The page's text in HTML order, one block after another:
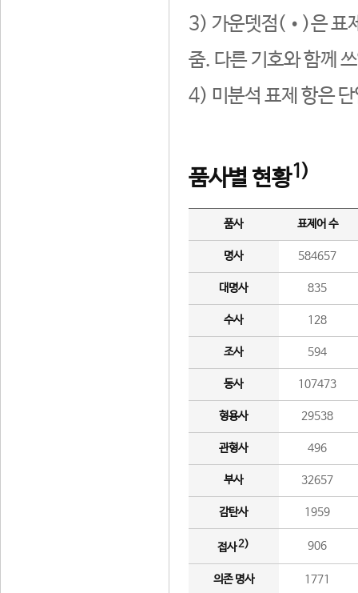
3) 가운뎃점(•)은 표
줌. 다른 기호와 함께
4) 미분석 표제 항은
품사별 현황1)
품사 표제어 수
명사 584657
대명사 835
수사 128
조사 594
동사 107473
형용사 29538
관형사 496
부사 32657
감탄사 1959
접사2) 906
의존 명사 1771